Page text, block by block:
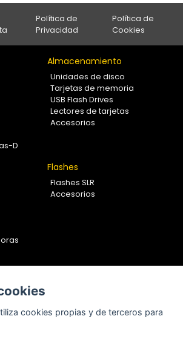
Política de
Privacidad
Política de
Cookies
D
Almacenamiento
Unidades de disco
Tarjetas de memoria
USB Flash Drives
Lectores de tarjetas
Accesorios
Flashes
Flashes SLR
Accesorios
cookies propias y de terceros para